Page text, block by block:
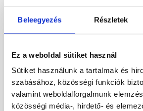
Beleegyezés Részletek
Ez a weboldal sütiket használ
Sütiket használunk a tartalmak és
szabásához, közösségi funkciók
valamint weboldalforgalmunk
közösségi média-, hirdető- és
vékonyvakolat, kapart 1,5
mm 5147 rock 25 kg
54 720 Ft/ vödör 30